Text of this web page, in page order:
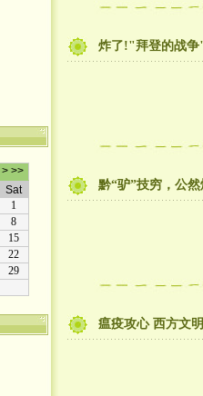
炸了!"拜登的战争
黔“驴”技穷，公
瘟疫攻心 西方文